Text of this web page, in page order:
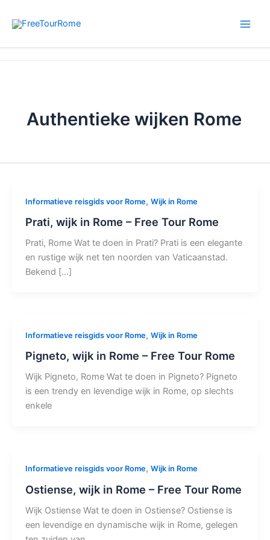
naar
inhoud
Authentieke wijken Rome
Informatieve reisgids voor Rome, Wijk in Rome
Prati, wijk in Rome – Free Tour Rome
Prati, Rome Wat te doen in Prati? Prati is een elegante
en rustige wijk net ten noorden van Vaticaanstad.
Bekend […]
Informatieve reisgids voor Rome, Wijk in Rome
Pigneto, wijk in Rome – Free Tour Rome
Wijk Pigneto, Rome Wat te doen in Pigneto? Pigneto
is een trendy en levendige wijk in Rome, op slechts
enkele
Informatieve reisgids voor Rome, Wijk in Rome
Ostiense, wijk in Rome – Free Tour Rome
Wijk Ostiense Wat te doen in Ostiense? Ostiense is
een levendige en dynamische wijk in Rome, gelegen